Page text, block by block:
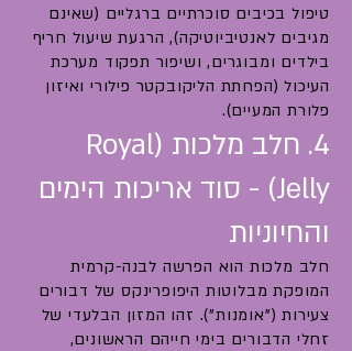
טיפול בכיבים סוכרתיים ברגליים (שאינם
מגיבים לאנטיביוטיקה), הרגעת שיעול חריף
בילדים ומבוגרים, ושיפור תפקוד מערכת
העיכול (הפחתת הליקובקטר פילורי ואיזון
פלורת המעיים).
4. חלב מלכות (Royal
Jelly) - סוד אריכות הימים
והחיוניות
חלב מלכות הוא הפרשה לבנה-קרמית
המופקת מבלוטות היפופרינקס של דבורים
צעירות ("אומנות"). זהו המזון הבלעדי של
זחלי הדבורים בימי חייהם הראשונים,